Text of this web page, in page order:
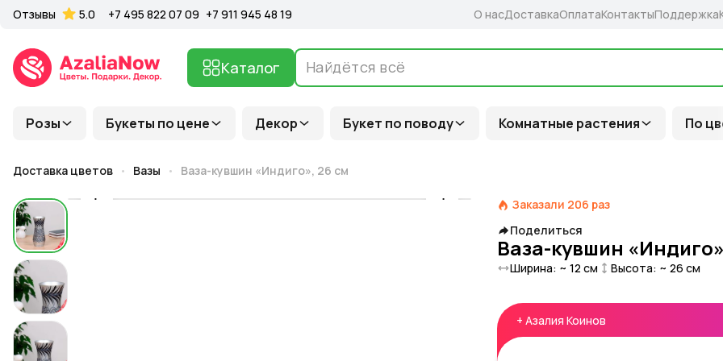
Розы Букеты по цене Декор Букет по поводу Комнатные растения По
Каталог
Отзывы 5.0 +7 495 822 07 09 +7 911 945 48 19 О насДоставкаОплатаКонтактыПоддержка
Доставка цветов Вазы Ваза-кувшин «Индиго», 26 см
Заказали 206 раз
Поделиться
Ваза-кувшин
Ширина: ~ 12 см Высота: ~ 26 см
+ Азалия Коинов